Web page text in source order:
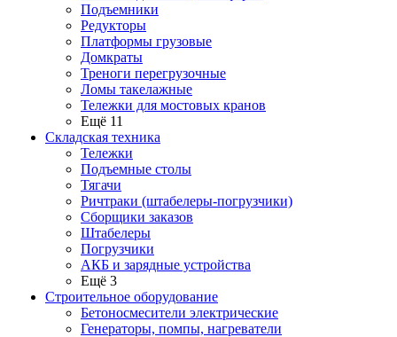
Подъемники
Редукторы
Платформы грузовые
Домкраты
Треноги перегрузочные
Ломы такелажные
Тележки для мостовых кранов
Ещё 11
Складская техника
Тележки
Подъемные столы
Тягачи
Ричтраки (штабелеры-погрузчики)
Сборщики заказов
Штабелеры
Погрузчики
АКБ и зарядные устройства
Ещё 3
Строительное оборудование
Бетоносмесители электрические
Генераторы, помпы, нагреватели